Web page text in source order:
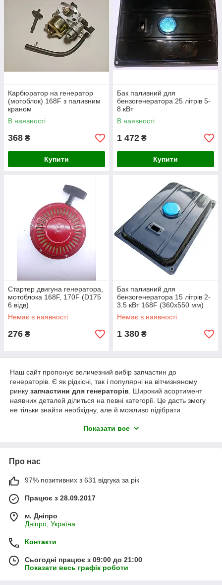
Карбюратор на генератор
(мотоблок) 168F з паливним
краном
В наявності
368 ₴
Купити
Бак паливний для
бензогенератора 25 літрів 5-
8 кВт
В наявності
1 472 ₴
Купити
Стартер двигуна генератора,
мотоблока 168F, 170F (D175
6 відв)
Немає в наявності
276 ₴
Бак паливний для
бензогенератора 15 літрів 2-
3.5 кВт 168F (360х550 мм)
Немає в наявності
1 380 ₴
Наш сайт пропонує величезний вибір запчастин до
генераторів. Є як рідкісні, так і популярні на вітчизняному
ринку запчастини для генераторів . Широкий асортимент
наявних деталей ділиться на певні категорії. Це дасть змогу
не тільки знайти необхідну, але й можливо підібрати
Все це разом із низькими цінами, робить наш сайт досить
запчастин і допоможуть підібрати будь-яку запчастину до
"нонейм".
Показати все
Про нас
97% позитивних з 631 відгука за рік
Працює з 28.09.2017
м. Дніпро
Дніпро, Україна
Контакти
Сьогодні працює з 09:00 до 21:00
Показати весь графік роботи